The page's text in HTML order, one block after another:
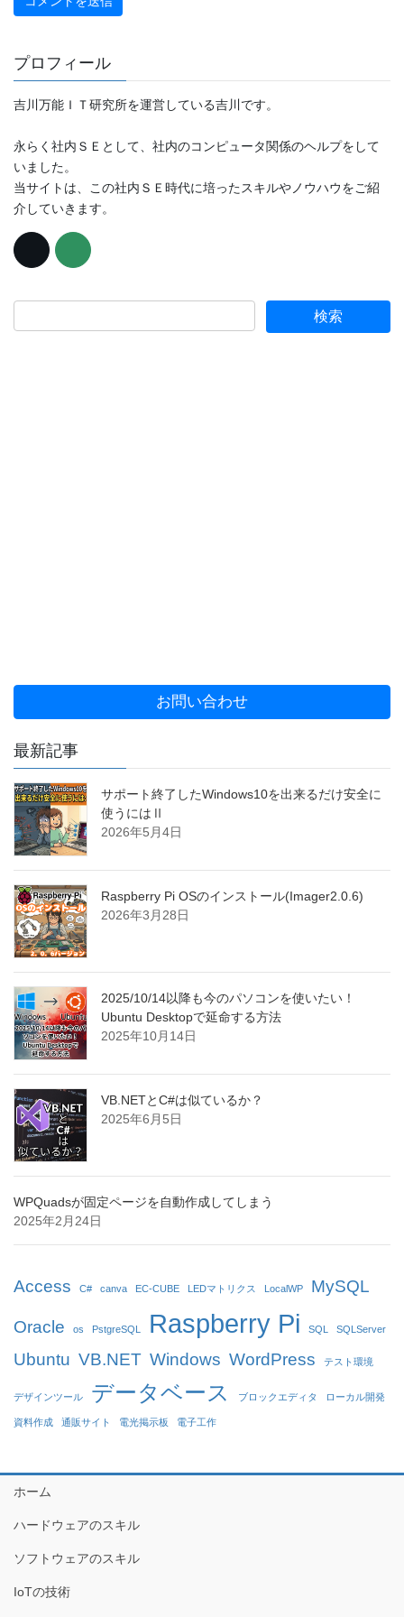
プロフィール
吉川万能ＩＴ研究所を運営している吉川です。
永らく社内ＳＥとして、社内のコンピュータ関係のヘルプをして
いました。
当サイトは、この社内ＳＥ時代に培ったスキルやノウハウをご紹
介していきます。
お問い合わせ
最新記事
サポート終了したWindows10を出来るだけ安全に
使うにはⅡ
2026年5月4日
Raspberry Pi OSのインストール(Imager2.0.6)
2026年3月28日
2025/10/14以降も今のパソコンを使いたい！
Ubuntu Desktopで延命する方法
2025年10月14日
VB.NETとC#は似ているか？
2025年6月5日
WPQuadsが固定ページを自動作成してしまう
2025年2月24日
Access C# canva EC-CUBE LEDマトリクス LocalWP MySQL
Oracle os PstgreSQL Raspberry Pi SQL SQLServer
Ubuntu VB.NET Windows WordPress テスト環境
デザインツール データベース ブロックエディタ ローカル開発
資料作成 通販サイト 電光掲示板 電子工作
ホーム
ハードウェアのスキル
ソフトウェアのスキル
IoTの技術